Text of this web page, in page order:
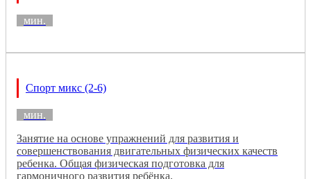
мин.
Спорт микс (2-6)
мин.
Занятие на основе упражнений для развития и
совершенствования двигательных физических качеств
ребенка. Общая физическая подготовка для
гармоничного развития ребёнка.